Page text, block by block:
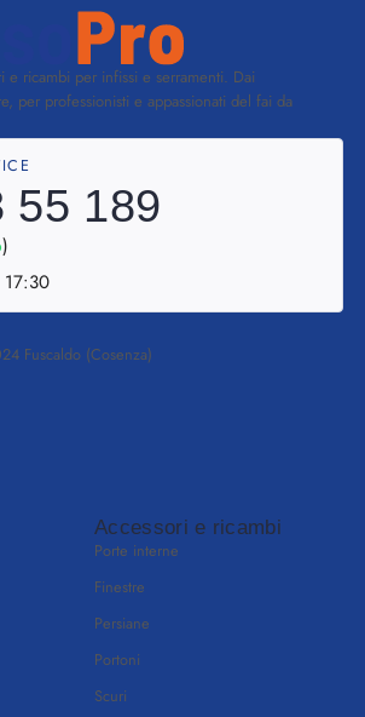
e ricambi per infissi e serramenti. Dai
per professionisti e appassionati del fai da
55 189
)
Fuscaldo (Cosenza)
Accessori e ricambi
Porte interne
Finestre
Persiane
Portoni
Scuri